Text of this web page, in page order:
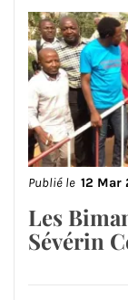
Publié le 12 Mar
Les
Sévérin